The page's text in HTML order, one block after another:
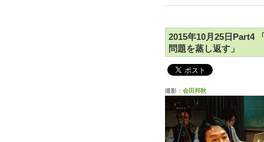
2015年10月25日Part4
問題を蒸し返す」
撮影： 会田邦秋